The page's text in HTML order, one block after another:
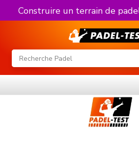
Construire un terrain de